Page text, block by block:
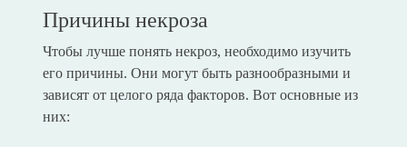
Причины некроза
Чтобы лучше понять некроз, необходимо изучить
его причины. Они могут быть разнообразными и
зависят от целого ряда факторов. Вот основные из
них: